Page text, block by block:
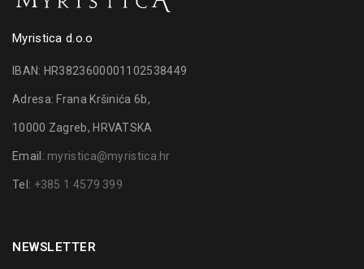
Myristica d.o.o
IBAN: HR3823600001102538449
Adresa: Frana Kršinića 6b,
10000 Zagreb, HRVATSKA
Email: myristica@myristica.hr
Tel: +385 1 4579 399
NEWSLETTER